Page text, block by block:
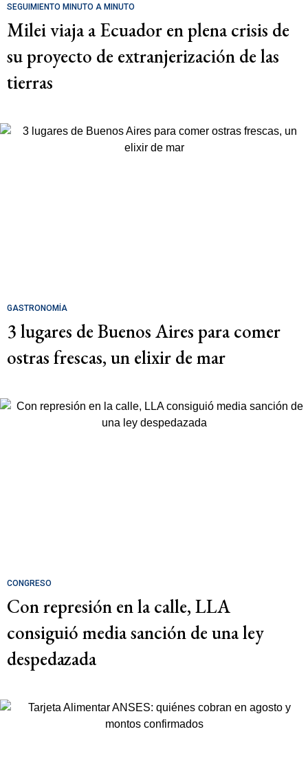
SEGUIMIENTO MINUTO A MINUTO
Milei viaja a Ecuador en plena crisis de
su proyecto de extranjerización de las
tierras
GASTRONOMÍA
3 lugares de Buenos Aires para comer
ostras frescas, un elixir de mar
CONGRESO
Con represión en la calle, LLA
consiguió media sanción de una ley
despedazada